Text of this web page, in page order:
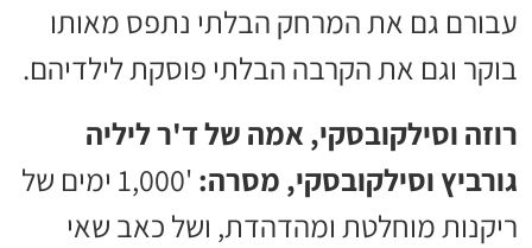
עבורם גם את המרחק הבלתי נתפס מאותו
בוקר וגם את הקרבה הבלתי פוסקת לילדיהם.
רוזה וסילקובסקי, אמה של ד'ר ליליה
גורביץ וסילקובסקי, מסרה:
'1,000 ימים של
ריקנות מוחלטת ומהדהדת, ושל כאב שאי